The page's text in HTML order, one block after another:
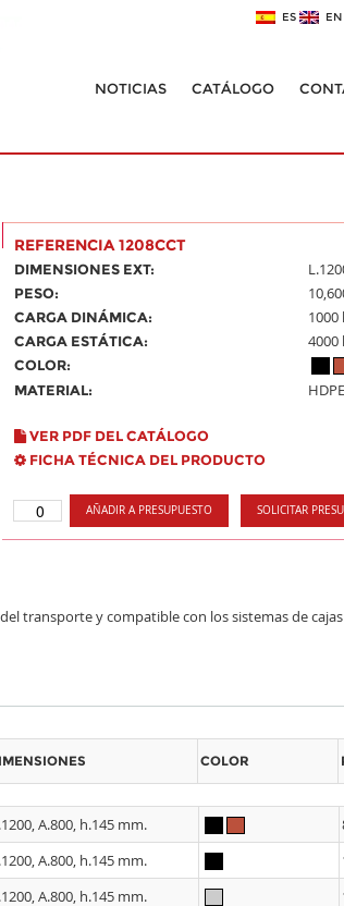
ES EN
NOTICIAS CATÁLOGO
REFERENCIA 1208CCT
DIMENSIONES EXT:
PESO:
CARGA DINÁMICA: 1000
CARGA ESTÁTICA: 4000
COLOR:
MATERIAL:
VER PDF DEL CATÁLOGO
FICHA TÉCNICA DEL PRODUCTO
AÑADIR A PRESUPUESTO SOLICITAR
transporte y compatible con los sistemas de
COLOR
A.800, h.145 mm.
A.800, h.145 mm.
A.800, h.145 mm.